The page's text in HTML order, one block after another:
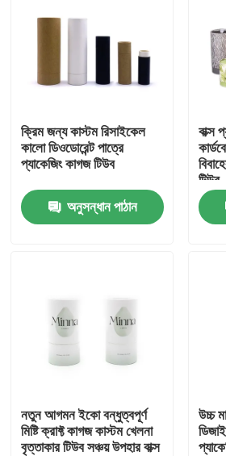
ভিডিও
আমাদের সম্পর্কে
কারখানা ভ্রমণ
কার্ডবোর্ড টিউব উপহার বাক্স
ক্রিম জন্য কাস্টম রিসাইকেল
কালো ডিওডোরেন্ট পাত্রে
প্যাকেজিং কাগজ টিউব
অনুসন্ধান পাঠান
বাক্স
টিউব
নতুন আগমন ইকো বন্ধুত্বপূর্ণ
মিষ্টি ক্রাফ্ট কাগজ কাস্টম খেলনা
বৃত্তাকার টিউব সঞ্চয় উপহার বাক্স
উচ্চ